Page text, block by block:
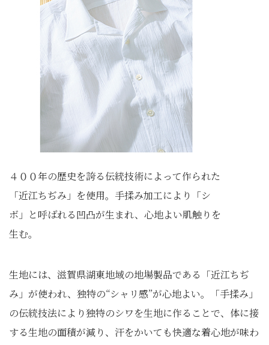
４００年の歴史を誇る伝統技術によって作られた
「近江ちぢみ」を使用。手揉み加工により「シ
ボ」と呼ばれる凹凸が生まれ、心地よい肌触りを
生む。
生地には、滋賀県湖東地域の地場製品である「近江ちぢ
み」が使われ、独特の“シャリ感”が心地よい。「手揉み」
の伝統技法により独特のシワを生地に作ることで、体に接
する生地の面積が減り、汗をかいても快適な着心地が味わ